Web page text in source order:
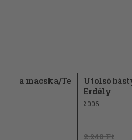
és a macska/Te
Utolsó
Erdély
2006
2.240 Ft